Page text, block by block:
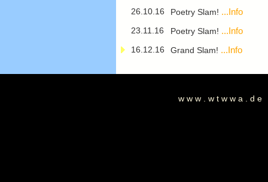
26.10.16 Poetry Slam! ...Info
23.11.16 Poetry Slam! ...Info
16.12.16 Grand Slam! ...Info
w w w . w t w w a .